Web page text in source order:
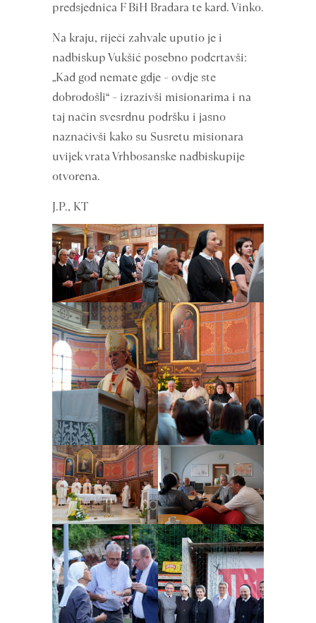
predsjednica F BiH Bradara te kard. Vinko.
Na kraju, riječi zahvale uputio je i
nadbiskup Vukšić posebno podcrtavši:
„Kad god nemate gdje – ovdje ste
dobrodošli“ – izrazivši misionarima i na
taj način svesrdnu podršku i jasno
naznačivši kako su Susretu misionara
uvijek vrata Vrhbosanske nadbiskupije
otvorena.
J.P., KT